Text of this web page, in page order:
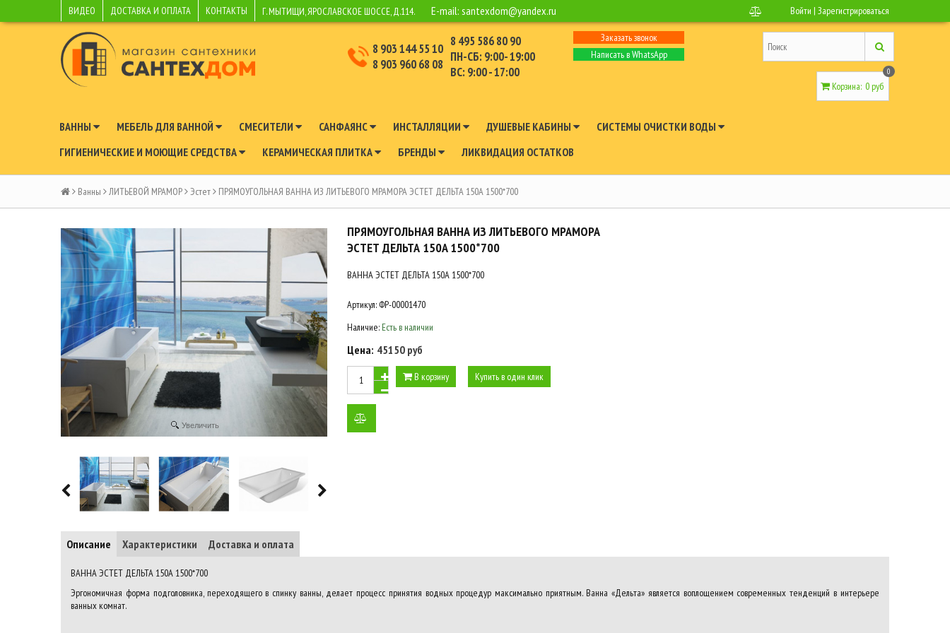
ВИДЕО ДОСТАВКА И ОПЛАТА КОНТАКТЫ Г. МЫТИЩИ, ЯРОСЛАВСКОЕ ШОССЕ, Д.114. E-mail: santexdom@yandex.ru Войти | Зарегистрироваться
8 903 144 55 10
8 903 960 68 08
8 495 586 80 90
ПН-СБ: 9:00- 19:00
ВС: 9:00 - 17:00
Корзина:
0
0 руб
Заказать звонок
Написать в WhatsApp
ВАННЫ МЕБЕЛЬ ДЛЯ ВАННОЙ СМЕСИТЕЛИ САНФАЯНС ИНСТАЛЛЯЦИИ ДУШЕВЫЕ КАБИНЫ
СИСТЕМЫ ОЧИСТКИ ВОДЫ
ГИГИЕНИЧЕСКИЕ И МОЮЩИЕ СРЕДСТВА
КЕРАМИЧЕСКАЯ ПЛИТКА БРЕНДЫ ЛИКВИДАЦИЯ ОСТАТКОВ
Ванны ЛИТЬЕВОЙ МРАМОР Эстет ПРЯМОУГОЛЬНАЯ ВАННА ИЗ ЛИТЬЕВОГО МРАМОРА ЭСТЕТ ДЕЛЬТА 150A 1500*700
Увеличить
ПРЯМОУГОЛЬНАЯ ВАННА ИЗ ЛИТЬЕВОГО МРАМОРА
ЭСТЕТ ДЕЛЬТА 150A 1500*700
ВАННА ЭСТЕТ ДЕЛЬТА 150A 1500*700
Артикул: ФР-00001470
Наличие: Есть в наличии
Цена: 45150 руб
В корзину Купить в один клик
Описание Характеристики Доставка и оплата
ВАННА ЭСТЕТ ДЕЛЬТА 150A 1500*700
Эргономичная форма подголовника, переходящего в спинку ванны, делает процесс принятия водных процедур максимально приятным. Ванна «Дельта» является воплощением современных тенденций в интерьере
ванных комнат.